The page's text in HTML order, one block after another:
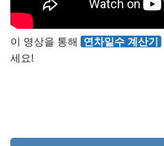
이 영상을 통해 연차일수 계산기
세요!